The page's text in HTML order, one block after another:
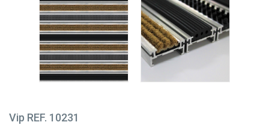
Vip REF. 10231